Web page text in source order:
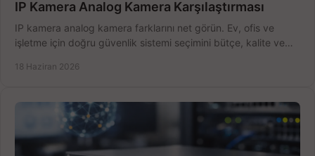
IP Kamera Analog Kamera Karşılaştırması
IP kamera analog kamera farklarını net görün. Ev, ofis ve
işletme için doğru güvenlik sistemi seçimini bütçe, kalite ve
18 Haziran 2026